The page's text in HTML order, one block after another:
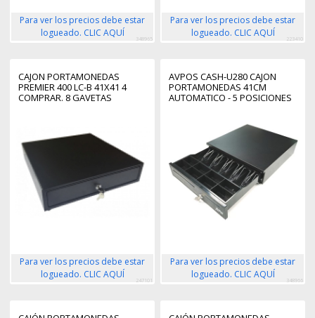
Para ver los precios debe estar
logueado. CLIC AQUÍ
348965
Para ver los precios debe estar
logueado. CLIC AQUÍ
223410
CAJON PORTAMONEDAS
PREMIER 400 LC-B 41X41 4
COMPRAR. 8 GAVETAS
Para ver los precios debe estar
logueado. CLIC AQUÍ
247101
AVPOS CASH-U280 CAJON
PORTAMONEDAS 41CM
AUTOMATICO - 5 POSICIONES
Para ver los precios debe estar
logueado. CLIC AQUÍ
348966